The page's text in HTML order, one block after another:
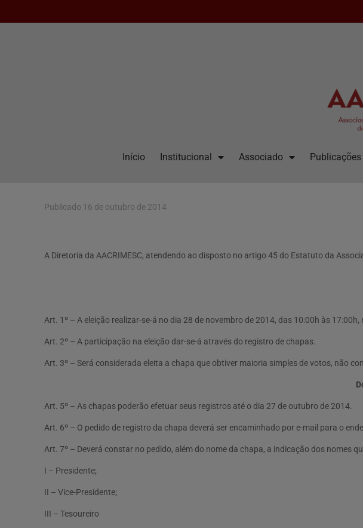
Início Institucional Associado Publicações
Publicado 16 de outubro de 2014
A Diretoria da AACRIMESC, atendendo ao disposto no artigo 45 do Estatuto da
Art. 1º – A eleição realizar-se-á no dia 28 de novembro de 2014, das 10:00h às
Art. 2º – A participação na eleição dar-se-á através do registro de chapas.
Art. 3º – Será considerada eleita a chapa que obtiver maioria simples de votos, não
Art. 5º – As chapas poderão efetuar seus registros até o dia 27 de outubro de 2014.
Art. 6º – O pedido de registro da chapa deverá ser encaminhado por e-mail para o
Art. 7º – Deverá constar no pedido, além do nome da chapa, a indicação dos nomes
I – Presidente;
II – Vice-Presidente;
III – Tesoureiro